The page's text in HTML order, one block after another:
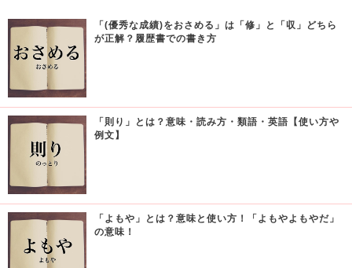
「(優秀な成績)をおさめる」は「修」と「収」どちら
が正解？履歴書での書き方
「則り」とは？意味・読み方・類語・英語【使い方や
例文】
「よもや」とは？意味と使い方！「よもやよもやだ」
の意味！